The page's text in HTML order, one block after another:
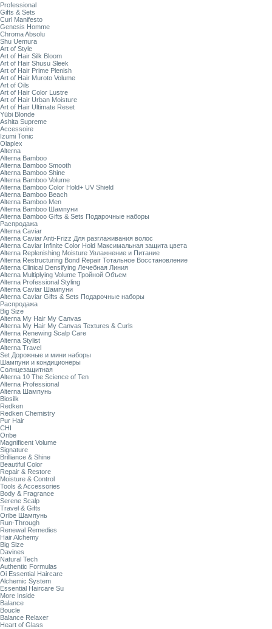
Professional
Gifts & Sets
Curl Manifesto
Genesis Homme
Chroma Absolu
Shu Uemura
Art of Style
Art of Hair Silk Bloom
Art of Hair Shusu Sleek
Art of Hair Prime Plenish
Art of Hair Muroto Volume
Art of Oils
Art of Hair Color Lustre
Art of Hair Urban Moisture
Art of Hair Ultimate Reset
Yūbi Blonde
Ashita Supreme
Accessoire
Izumi Tonic
Olaplex
Alterna
Alterna Bamboo
Alterna Bamboo Smooth
Alterna Bamboo Shine
Alterna Bamboo Volume
Alterna Bamboo Color Hold+ UV Shield
Alterna Bamboo Beach
Alterna Bamboo Men
Alterna Bamboo Шампуни
Alterna Bamboo Gifts & Sets Подарочные наборы
Распродажа
Alterna Caviar
Alterna Caviar Anti-Frizz Для разглаживания волос
Alterna Caviar Infinite Color Hold Максимальная защита цвета
Alterna Replenishing Moisture Увлажнение и Питание
Alterna Restructuring Bond Repair Тотальное Восстановление
Alterna Clinical Densifying Лечебная Линия
Alterna Multiplying Volume Тройной Объем
Alterna Professional Styling
Alterna Caviar Шампуни
Alterna Caviar Gifts & Sets Подарочные наборы
Распродажа
Big Size
Alterna My Hair My Canvas
Alterna My Hair My Canvas Textures & Curls
Alterna Renewing Scalp Care
Alterna Stylist
Alterna Travel
Set Дорожные и мини наборы
Шампуни и кондиционеры
Солнцезащитная
Alterna 10 The Science of Ten
Alterna Professional
Alterna Шампунь
Biosilk
Redken
Redken Chemistry
Pur Hair
CHI
Oribe
Magnificent Volume
Signature
Brilliance & Shine
Beautiful Color
Repair & Restore
Moisture & Control
Tools & Accessories
Body & Fragrance
Serene Scalp
Travel & Gifts
Oribe Шампунь
Run-Through
Renewal Remedies
Hair Alchemy
Big Size
Davines
Natural Tech
Authentic Formulas
Oi Essential Haircare
Alchemic System
Essential Haircare Su
More Inside
Balance
Boucle
Balance Relaxer
Heart of Glass